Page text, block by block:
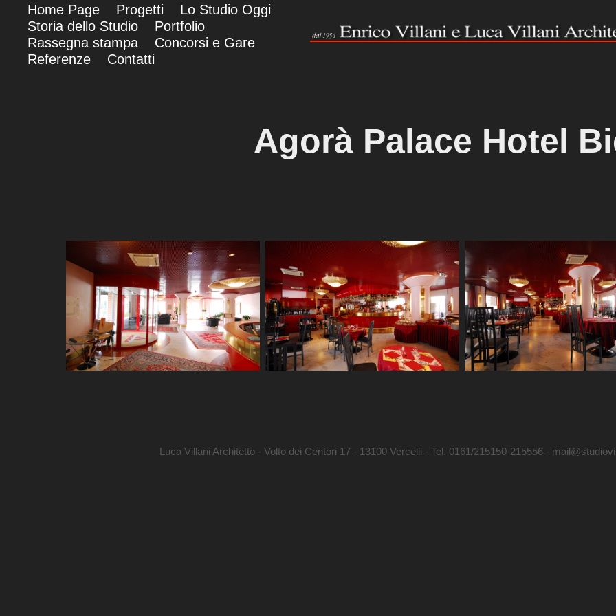
Home Page Progetti
Lo Studio Oggi
Storia dello Studio
Portfolio
Rassegna stampa
Concorsi e Gare
Referenze
Contatti
Agorà Palace Hotel
Luca Villani Architetto - Volto dei Centori 17 - 13100 Vercelli - Tel. 0161/215150-215556 -